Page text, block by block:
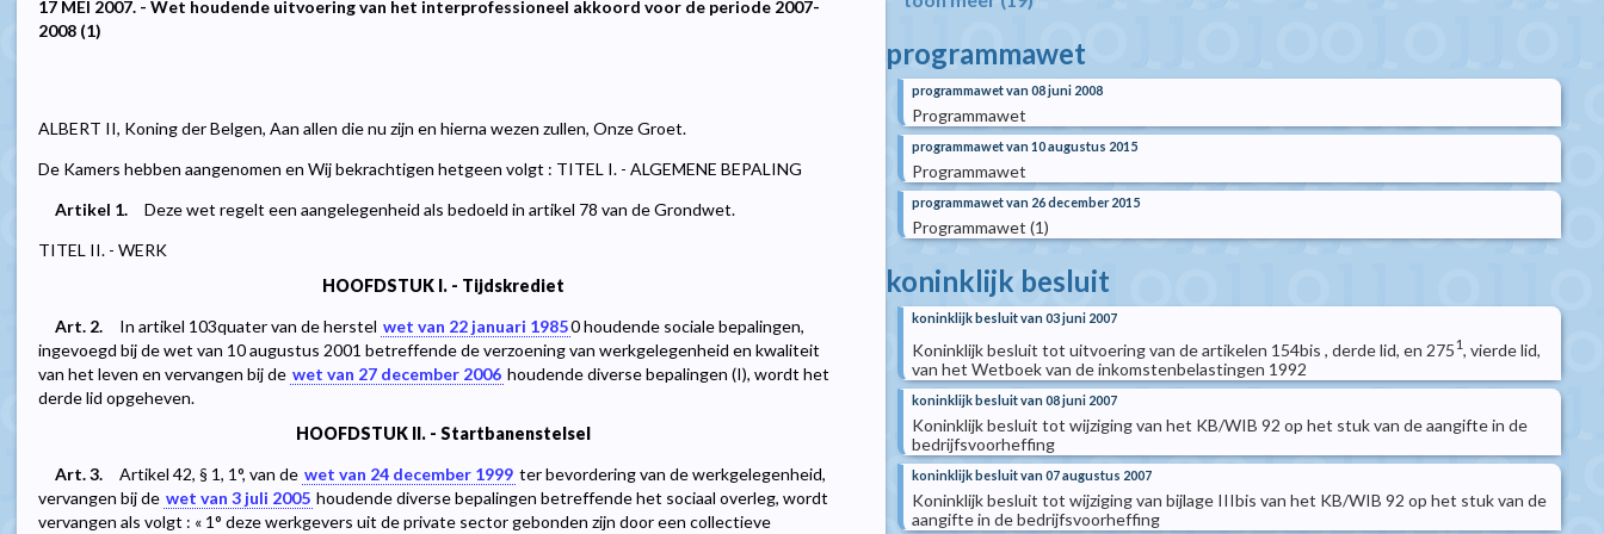
17 MEI 2007. - Wet houdende uitvoering van het interprofessioneel akkoord voor de periode 2007-
2008 (1)
ALBERT II, Koning der Belgen, Aan allen die nu zijn en hierna wezen zullen, Onze Groet.
De Kamers hebben aangenomen en Wij bekrachtigen hetgeen volgt : TITEL I. - ALGEMENE BEPALING
Artikel 1.
Deze wet regelt een aangelegenheid als bedoeld in artikel 78 van de Grondwet.
TITEL II. - WERK
HOOFDSTUK I. - Tijdskrediet
Art. 2.
In artikel 103quater van de herstel wet van 22 januari 19850houdende sociale bepalingen,
ingevoegd bij de wet van 10 augustus 2001 betreffende de verzoening van werkgelegenheid en kwaliteit
van het leven en vervangen bij de wet van 27 december 2006 houdende diverse bepalingen (I), wordt het
derde lid opgeheven.
HOOFDSTUK II. - Startbanenstelsel
Art. 3.
Artikel 42, § 1, 1°, van de wet van 24 december 1999 ter bevordering van de werkgelegenheid,
vervangen bij de wet van 3 juli 2005 houdende diverse bepalingen betreffende het sociaal overleg, wordt
vervangen als volgt : « 1° deze werkgevers uit de private sector gebonden zijn door een collectieve
programmawet
programmawet van 08 juni 2008
Programmawet
programmawet van 10 augustus 2015
Programmawet
programmawet van 26 december 2015
Programmawet (1)
koninklijk besluit
koninklijk besluit van 03 juni 2007
Koninklijk besluit tot uitvoering van de artikelen 154bis , derde lid, en 2751, vierde lid,
van het Wetboek van de inkomstenbelastingen 1992
koninklijk besluit van 08 juni 2007
Koninklijk besluit tot wijziging van het KB/WIB 92 op het stuk van de aangifte in de
bedrijfsvoorheffing
koninklijk besluit van 07 augustus 2007
Koninklijk besluit tot wijziging van bijlage IIIbis van het KB/WIB 92 op het stuk van de
aangifte in de bedrijfsvoorheffing